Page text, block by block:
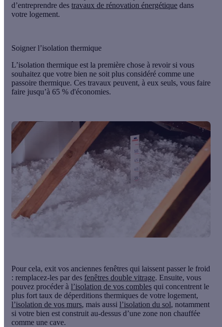
d’entreprendre des travaux de rénovation énergétique dans
votre logement.
Soigner l’isolation thermique
L’isolation thermique est la première chose à revoir si vous
souhaitez que votre bien ne soit plus considéré comme une
passoire thermique. Ces travaux peuvent, à eux seuls, vous faire
faire jusqu’à 65 % d'économies.
Pour cela, exit vos anciennes fenêtres qui laissent passer le froid
: remplacez-les par des fenêtres double vitrage. Ensuite, vous
pouvez procéder à l’isolation de vos combles qui concentrent le
plus fort taux de déperditions thermiques de votre logement,
l’isolation de vos murs, mais aussi l’isolation du sol, notamment
si votre bien est construit au-dessus d’une zone non chauffée
comme une cave.